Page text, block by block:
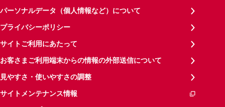
パーソナルデータ（個人情報など）について
プライバシーポリシー
サイトご利用にあたって
お客さまご利用端末からの情報の外部送信について
見やすさ・使いやすさの調整
サイトメンテナンス情報